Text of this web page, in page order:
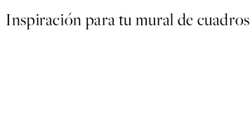
Inspiración para tu mural de cuadros